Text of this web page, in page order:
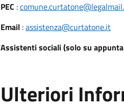
PEC :
Email:assistenza@curtatone.it
Assistenti sociali (solo su
Ulteriori